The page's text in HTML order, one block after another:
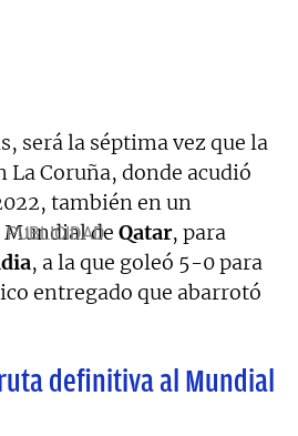
será la séptima vez que la
La Coruña, donde acudió
también en un
Mundial de Qatar, para
, a la que goleó 5-0 para
entregado que abarrotó
definitiva al Mundial